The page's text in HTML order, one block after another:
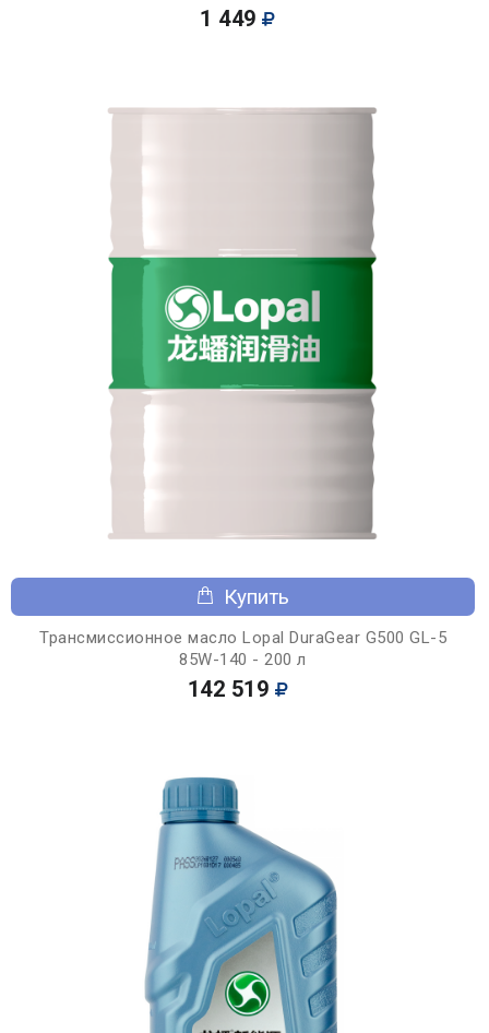
1 449
Купить
Трансмиссионное масло Lopal DuraGear G500 GL-5
85W-140 - 200 л
142 519